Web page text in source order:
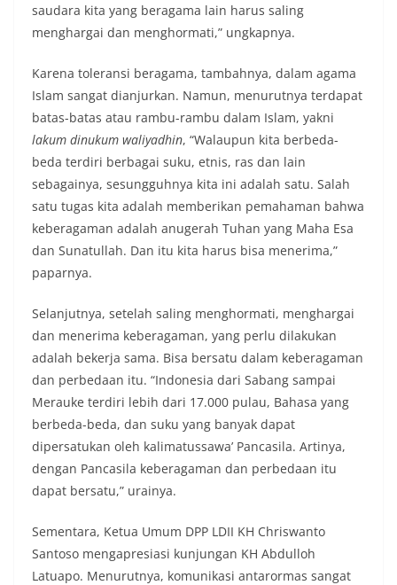
saudara kita yang beragama lain harus saling
menghargai dan menghormati,” ungkapnya.
Karena toleransi beragama, tambahnya, dalam agama
Islam sangat dianjurkan. Namun, menurutnya terdapat
batas-batas atau rambu-rambu dalam Islam, yakni
lakum dinukum waliyadhin, “Walaupun kita berbeda-
beda terdiri berbagai suku, etnis, ras dan lain
sebagainya, sesungguhnya kita ini adalah satu. Salah
satu tugas kita adalah memberikan pemahaman bahwa
keberagaman adalah anugerah Tuhan yang Maha Esa
dan Sunatullah. Dan itu kita harus bisa menerima,”
paparnya.
Selanjutnya, setelah saling menghormati, menghargai
dan menerima keberagaman, yang perlu dilakukan
adalah bekerja sama. Bisa bersatu dalam keberagaman
dan perbedaan itu. “Indonesia dari Sabang sampai
Merauke terdiri lebih dari 17.000 pulau, Bahasa yang
berbeda-beda, dan suku yang banyak dapat
dipersatukan oleh kalimatussawa’ Pancasila. Artinya,
dengan Pancasila keberagaman dan perbedaan itu
dapat bersatu,” urainya.
Sementara, Ketua Umum DPP LDII KH Chriswanto
Santoso mengapresiasi kunjungan KH Abdulloh
Latuapo. Menurutnya, komunikasi antarormas sangat